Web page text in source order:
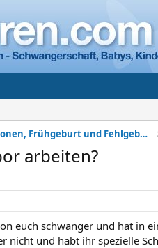
Komplikationen, Frühgeburt und Fehlgeburt
arbeiten?
euch schwanger und hat in
nicht und habt ihr spezielle